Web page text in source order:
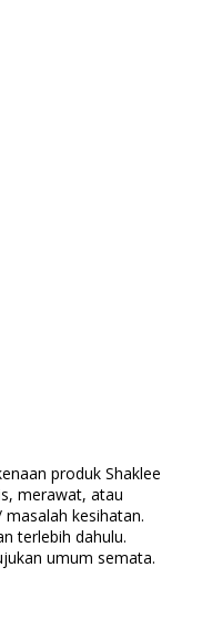
produk Shaklee
merawat, atau
kesihatan.
terlebih dahulu.
umum semata.